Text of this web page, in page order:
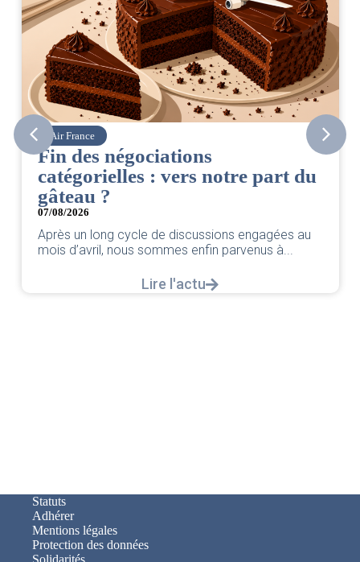
Corsair
CSE. Juillet 2026
06/08/2026|ACCÈS RESTREINT
Retrouvez le compte rendu du CSE de juillet 2026
par votre équipe SNPNC-FO Corsair. ...
Lire l'actu
Statuts
Adhérer
Mentions légales
Protection des données
Solidarités